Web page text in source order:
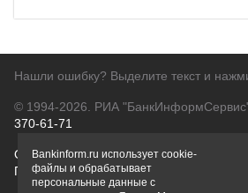
Нашли ошибку? Выделите текст и
© 1994-2026. РИА
370-61-71
О проектеПолитика
Правовая информацияДля
Bankinform.ru использует cookie-
файлы и обрабатывает
персональные данные с